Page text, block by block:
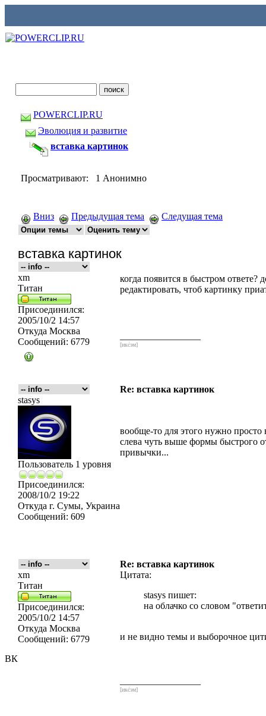
ВК
POWERCLIP.RU
Эволюция и развитие
вставка картинок
Просматривают: 1 Анонимно
Вниз Предыдущая тема Следущая тема
вставка картинок
xm
Титан
Присоединился:
2005/10/2 14:57
Откуда Москва
Сообщений: 6779
когда появится в быстром ответе?
редактировать, чтоб картинку
[икс́эм]
Re: вставка картинок
stasys
Пользователь 1 уровня
Присоединился:
2008/10/2 19:22
Откуда г. Сумы, Украина
Сообщений: 609
вообще-то для этого нужно просто
слева чуть выше формы быстрого
привычки...
Re: вставка картинок
xm
Титан
Присоединился:
2005/10/2 14:57
Откуда Москва
Сообщений: 6779
Цитата:
stasys пишет:
на облачко со словом
и не видно темы и выборочное
[икс́эм]